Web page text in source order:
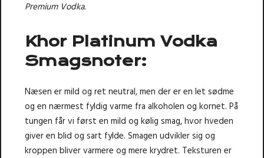
Premium Vodka.
Khor Platinum Vodka
Smagsnoter:
Næsen er mild og ret neutral, men der er en let sødme
og en nærmest fyldig varme fra alkoholen og kornet. På
tungen får vi først en mild og kølig smag, hvor hveden
giver en blid og sart fylde. Smagen udvikler sig og
kroppen bliver varmere og mere krydret. Teksturen er